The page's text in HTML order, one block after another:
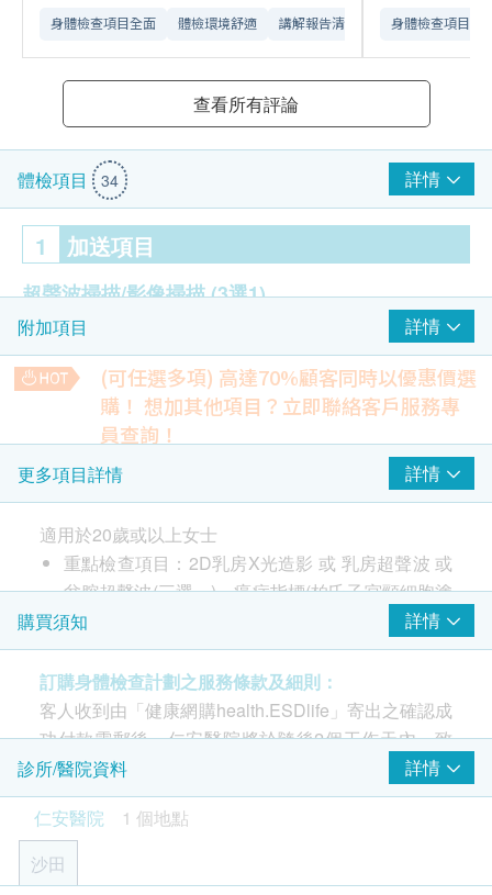
身體檢查項目全面 體檢環境舒適​ 講解報告清晰​ 身體檢查項目全
查看所有評論
體檢項目 34 詳情
1 加送項目
超聲波掃描/影像掃描(3選1)
乳房X光造影(2D)
乳房超聲波
盆腔超聲波（經腹部）
2 重點項目
醫生諮詢
全科醫生會診(兩次) - 首次檢查及複診
子宮頸病變測試 (只限女士)
柏氏子宮頸細胞塗片檢查 (適合有性經驗的女性檢查)
癌症指標 重點項目
癌抗原 15.3 (乳房) - 只限女士
癌抗原 125 (卵巢) - 只限女士
大腸癌風險評估 重點項目
癌胚抗原
附加項目 詳情
(可任選多項) 高達70%顧客同時以優惠價選
購！ 想加其他項目？立即聯絡客戶服務專
員查詢！
甲種胚胎蛋白 - 肝癌指標
助早期發現肝癌，可配合超聲波檢查更全面，指數高需進一步
檢查確認。
HK$550.0
大便潛血
檢測大便中微量血液，是腸道出血或結直腸癌的早期標誌。
HK$180.0
鈣
評估骨骼及神經健康
HK$180.0
靜臥心電圖
適合初步篩查心臟
檢查心臟在休息狀態是否有異常，如心律不正、心房心室肥大
或心肌缺氧等
HK$
更多項目詳情 詳情
適用於20歲或以上女士
重點檢查項目：2D乳房X光造影 或 乳房超聲波 或
盆腔超聲波(三選一)、癌症指標(柏氏子宮頸細胞塗
片檢查、乳房癌症指標、卵巢癌症指標、大腸癌風
險評估)、骨質密度測試、全科醫生會診(兩次)
注意事項：
1) 檢查需禁食八小時或以上，包括香口膠、喉糖，清
水除外。
2) 須定時服藥人士可繼續按時服藥 (治糖尿病的藥除
外)。
購買須知 詳情
訂購身體檢查計劃之服務條款及細則：
客人收到由「健康網購health.ESDlife」寄出之確認成
功付款電郵後，仁安醫院將於隨後2個工作天內，致
電客人預約身體檢查的日期及時間。客人亦可在訂單
確認後一個工作天致電及經WhatsApp聯絡本中心進
行預約 (電話：2608 3170 / WhatsApp: 9178 9863)。
- 客人必須於預約當天出示身份證明文件及列印訂購
診所/醫院資料
詳情
仁安醫院
1 個地點
沙田